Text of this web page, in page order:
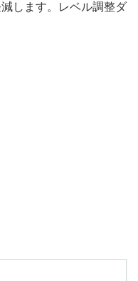
します。レベル調整ダ